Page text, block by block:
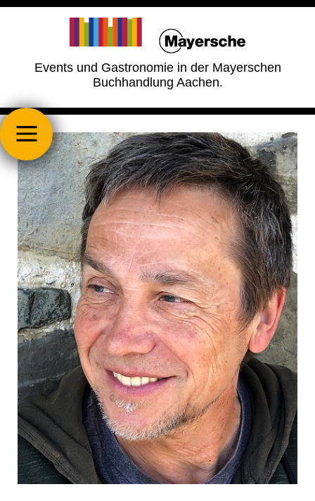
Events und Gastronomie in der Mayerschen
Buchhandlung Aachen.